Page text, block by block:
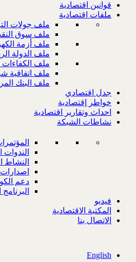
قوانين اقتصادية
ملفات اقتصادية
ملف جولات
ملف سوق
ملف أزمة
ملف الدولة
ملف الكفاءات
ملف اتفاقية
ملف البنك
جدل اقتصادي
خواطر إقتصادية
احداث وتقارير اقتصادية
نشاطات الشبكة
الندوات
النشاط
اصدارات
دعم
فيديو
المكتبة الاقتصادية
الاتصال بنا
English